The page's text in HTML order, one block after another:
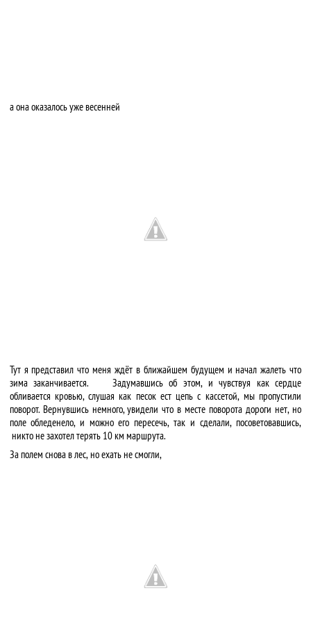
а она оказалось уже весенней
Тут я представил что меня ждёт в ближайшем будущем и начал жалеть что
зима заканчивается. Задумавшись об этом, и чувствуя как сердце
обливается кровью, слушая как песок ест цепь с кассетой, мы пропустили
поворот. Вернувшись немного, увидели что в месте поворота дороги нет, но
поле обледенело, и можно его пересечь, так и сделали, посоветовавшись,
никто не захотел терять 10 км маршрута.
За полем снова в лес, но ехать не смогли,